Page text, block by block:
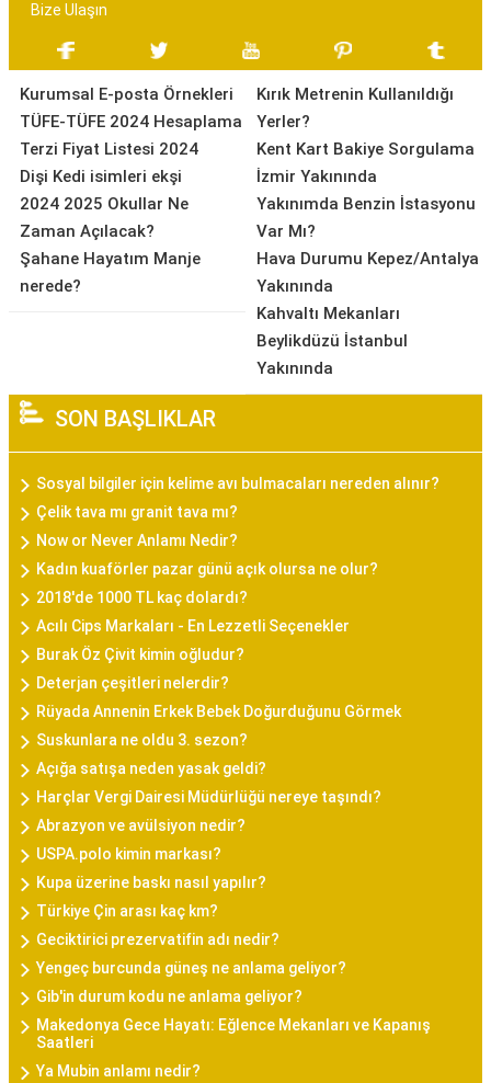
Bize Ulaşın
Kurumsal E-posta Örnekleri
TÜFE-TÜFE 2024 Hesaplama
Terzi Fiyat Listesi 2024
Dişi Kedi isimleri ekşi
2024 2025 Okullar Ne
Zaman Açılacak?
Şahane Hayatım Manje
nerede?
Kırık Metrenin Kullanıldığı
Yerler?
Kent Kart Bakiye Sorgulama
İzmir Yakınında
Yakınımda Benzin İstasyonu
Var Mı?
Hava Durumu Kepez/Antalya
Yakınında
Kahvaltı Mekanları
Beylikdüzü İstanbul
Yakınında
SON BAŞLIKLAR
Sosyal bilgiler için kelime avı bulmacaları nereden alınır?
Çelik tava mı granit tava mı?
Now or Never Anlamı Nedir?
Kadın kuaförler pazar günü açık olursa ne olur?
2018'de 1000 TL kaç dolardı?
Acılı Cips Markaları - En Lezzetli Seçenekler
Burak Öz Çivit kimin oğludur?
Deterjan çeşitleri nelerdir?
Rüyada Annenin Erkek Bebek Doğurduğunu Görmek
Suskunlara ne oldu 3. sezon?
Açığa satışa neden yasak geldi?
Harçlar Vergi Dairesi Müdürlüğü nereye taşındı?
Abrazyon ve avülsiyon nedir?
USPA.polo kimin markası?
Kupa üzerine baskı nasıl yapılır?
Türkiye Çin arası kaç km?
Geciktirici prezervatifin adı nedir?
Yengeç burcunda güneş ne anlama geliyor?
Gib'in durum kodu ne anlama geliyor?
Makedonya Gece Hayatı: Eğlence Mekanları ve Kapanış
Saatleri
Ya Mubin anlamı nedir?